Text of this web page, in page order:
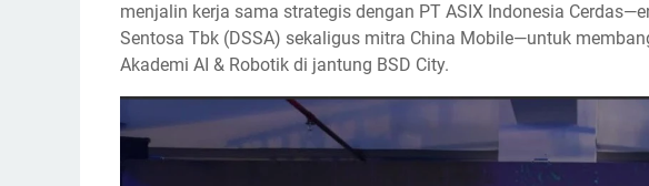
menjalin kerja sama strategis dengan PT ASIX Indonesia
Sentosa Tbk (DSSA) sekaligus mitra China Mobile—untuk
Akademi AI & Robotik di jantung BSD City.